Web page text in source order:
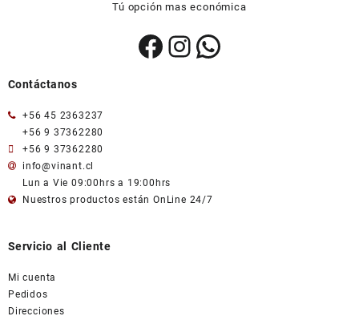
Tú opción mas económica
Facebook
Instagram
WhatsApp
Contáctanos
+56 45 2363237
+56 9 37362280
+56 9 37362280
info@vinant.cl
Lun a Vie 09:00hrs a 19:00hrs
Nuestros productos están OnLine 24/7
Servicio al Cliente
Mi cuenta
Pedidos
Direcciones